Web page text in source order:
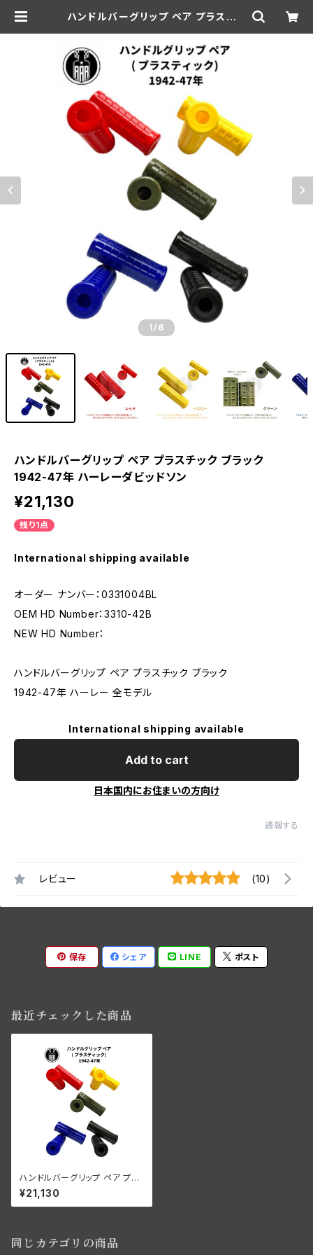
ハンドルバーグリップ ペア プラスチッ
1 /6
ハンドルバーグリップ ペア プラスチック ブラック
1942-47年 ハーレーダビッドソン
¥21,130
残り1点
International shipping available
オーダー ナンバー：0331004BL
OEM HD Number：3310-42B
NEW HD Number：
ハンドルバーグリップ ペア プラスチック ブラック
1942-47年 ハーレー 全モデル
International shipping available
Add to cart
日本国内にお住まいの方向け
通報する
レビュー (10)
保存 シェア LINE ポスト
最近チェックした商品
ハンドルバーグリップ ペア プラ
スチック ブラック 1942-47年
ハーレーダビッドソン
¥21,130
同じカテゴリの商品